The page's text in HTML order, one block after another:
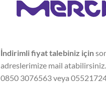
İndirimli fiyat talebiniz için
adreslerimize mail atabilirsiniz.
0850 3076563 veya